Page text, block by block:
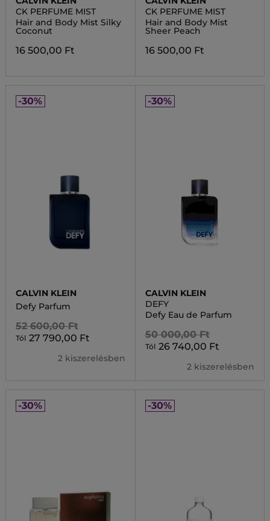
CK PERFUME MIST
Hair and Body Mist Silky
Coconut
16 500,00 Ft
CK PERFUME MIST
Hair and Body Mist
Sheer Peach
16 500,00 Ft
-30%
CALVIN KLEIN
Defy Parfum
52 600,00 Ft
Tól 27 790,00 Ft
2 kiszerelésben
-30%
CALVIN KLEIN
DEFY
Defy Eau de Parfum
50 000,00 Ft
Tól 26 740,00 Ft
2 kiszerelésben
-30% -30%